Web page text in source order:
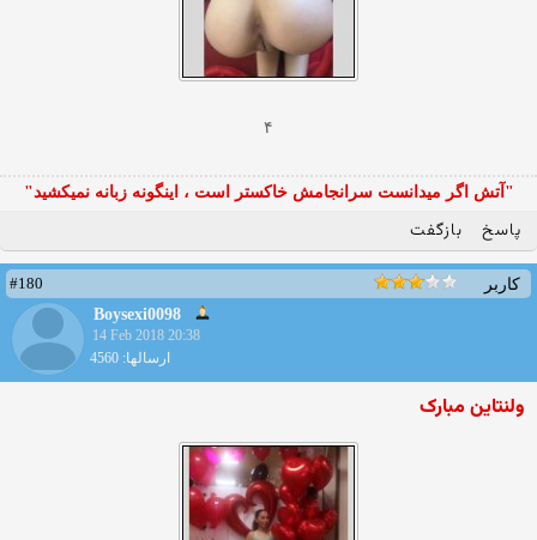
۴
"آتش اگر ميدانست سرانجامش خاكستر است ، اينگونه زبانه نميكشيد"
پاسخ بازگفت
کاربر
#180
Boysexi0098
14 Feb 2018 20:38
ارسالها: 4560
ولنتاین مبارک